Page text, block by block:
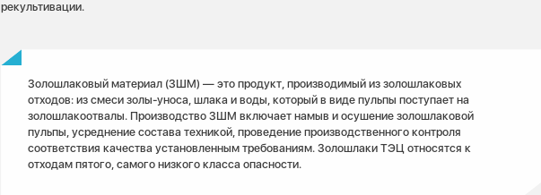
рекультивации.
Золошлаковый материал (ЗШМ) — это продукт, производимый из золошлаковых
отходов: из смеси золы-уноса, шлака и воды, который в виде пульпы поступает на
золошлакоотвалы. Производство ЗШМ включает намыв и осушение золошлаковой
пульпы, усреднение состава техникой, проведение производственного контроля
соответствия качества установленным требованиям. Золошлаки ТЭЦ относятся к
отходам пятого, самого низкого класса опасности.